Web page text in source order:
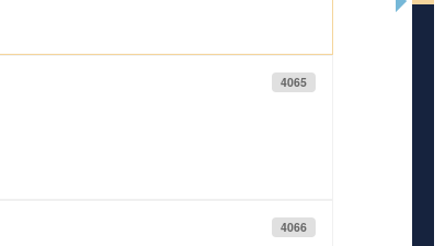
4065
4066